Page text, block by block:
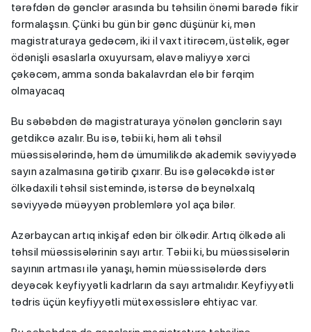
tərəfdən də gənclər arasında bu təhsilin önəmi barədə fikir
formalaşsın. Çünki bu gün bir gənc düşünür ki, mən
magistraturaya gedəcəm, iki il vaxt itirəcəm, üstəlik, əgər
ödənişli əsaslarla oxuyursam, əlavə maliyyə xərci
çəkəcəm, amma sonda bakalavrdan elə bir fərqim
olmayacaq
Bu səbəbdən də magistraturaya yönələn gənclərin sayı
getdikcə azalır. Bu isə, təbii ki, həm ali təhsil
müəssisələrində, həm də ümumilikdə akademik səviyyədə
sayın azalmasına gətirib çıxarır. Bu isə gələcəkdə istər
ölkədaxili təhsil sistemində, istərsə də beynəlxalq
səviyyədə müəyyən problemlərə yol aça bilər.
Azərbaycan artıq inkişaf edən bir ölkədir. Artıq ölkədə ali
təhsil müəssisələrinin sayı artır. Təbii ki, bu müəssisələrin
sayının artması ilə yanaşı, həmin müəssisələrdə dərs
deyəcək keyfiyyətli kadrların da sayı artmalıdır. Keyfiyyətli
tədris üçün keyfiyyətli mütəxəssislərə ehtiyac var.